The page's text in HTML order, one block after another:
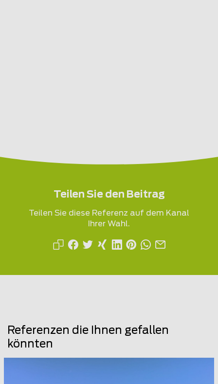
Teilen Sie den Beitrag
Teilen Sie diese Referenz auf dem Kanal
Ihrer Wahl.
Referenzen die Ihnen gefallen
könnten